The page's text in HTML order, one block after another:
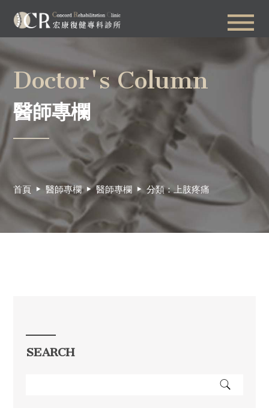
Doctor's Column
醫師專欄
首頁 醫師專欄 醫師專欄 分類：上肢疼痛
SEARCH